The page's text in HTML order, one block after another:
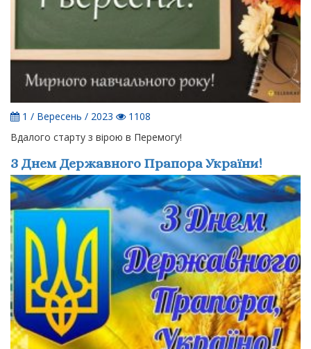
1 / Вересень / 2023
1108
Вдалого старту з вірою в Перемогу!
З Днем Державного Прапора України!